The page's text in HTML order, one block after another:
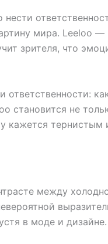
мира. Leeloo —
зрителя, что
становится не
кажется тернистым
между
в моде и